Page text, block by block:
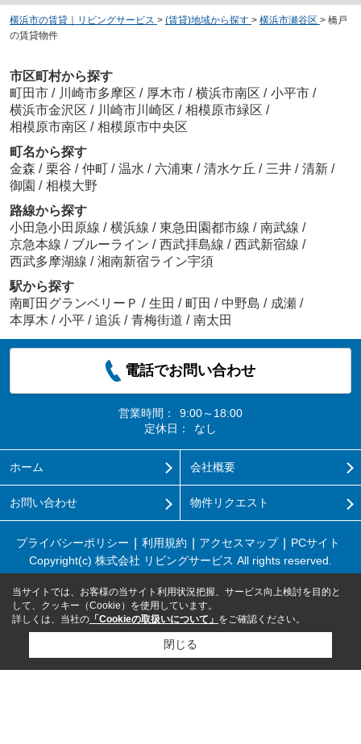
横浜市の賃貸｜リビングサービス > (賃貸)地域から探す > 横浜市瀬谷区 > 橋戸
の賃貸物件
市区町村から探す
町田市 / 川崎市多摩区 / 厚木市 / 横浜市南区 / 小平市 /
横浜市金沢区 / 川崎市川崎区 / 相模原市緑区 /
相模原市南区 / 相模原市中央区
町名から探す
金森 / 栗谷 / 仲町 / 温水 / 六浦東 / 清水ケ丘 / 三井 / 清新 /
御園 / 相模大野
路線から探す
小田急小田原線 / 横浜線 / 東急田園都市線 / 南武線 /
京急本線 / ブルーライン / 西武拝島線 / 西武新宿線 /
西武多摩湖線 / 湘南新宿ライン宇須
駅から探す
南町田グランベリーＰ / 生田 / 町田 / 中野島 / 成瀬 /
本厚木 / 小平 / 追浜 / 青梅街道 / 南太田
電話でお問い合わせ
営業時間：
9:00～18:00
定休日：
なし
ホーム 会社概要
お問い合わせ 物件リクエスト
プライバシーポリシー 利用規約 アクセスマップ
PCサイト
Copyright(c) 株式会社 リビングサービス All rights reserved.
当サイトでは、お客様の当サイト利用状況把握、サービス向上検討を目的と
して、クッキー（Cookie）を使用しています。
詳しくは、当社の 「Cookieの取扱いについて」 をご確認ください。
閉じる